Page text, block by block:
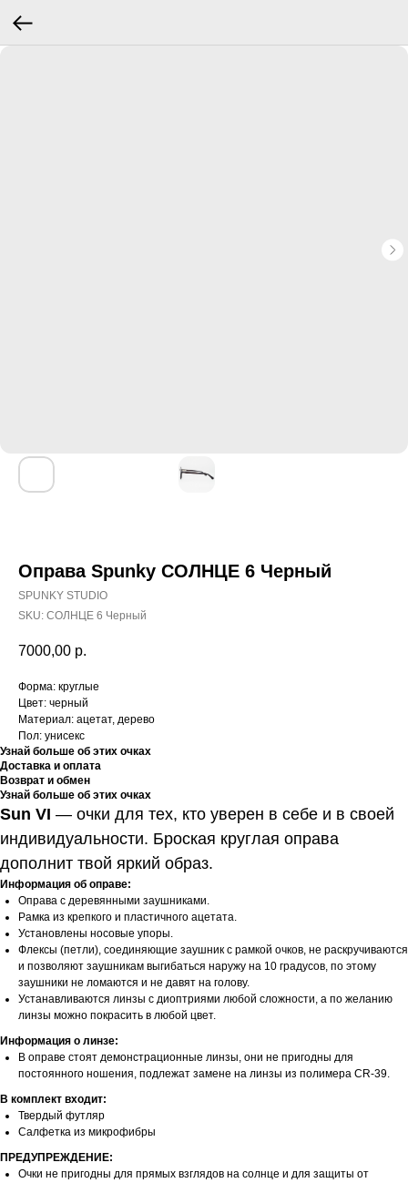
Оправа Spunky СОЛНЦЕ 6 Черный
SPUNKY STUDIO
SKU: СОЛНЦЕ 6 Черный
7000,00 р.
Форма: круглые
Цвет: черный
Материал: ацетат, дерево
Пол: унисекс
Узнай больше об этих очках
Доставка и оплата
Возврат и обмен
Узнай больше об этих очках
Sun VI — очки для тех, кто уверен в себе и в своей
индивидуальности. Броская круглая оправа
дополнит твой яркий образ.
Информация об оправе:
Оправа с деревянными заушниками.
Рамка из крепкого и пластичного ацетата.
Установлены носовые упоры.
Флексы (петли), соединяющие заушник с рамкой очков, не раскручиваются
и позволяют заушникам выгибаться наружу на 10 градусов, по этому
заушники не ломаются и не давят на голову.
Устанавливаются линзы с диоптриями любой сложности, а по желанию
линзы можно покрасить в любой цвет.
Информация о линзе:
В оправе стоят демонстрационные линзы, они не пригодны для
постоянного ношения, подлежат замене на линзы из полимера CR-39.
В комплект входит:
Твердый футляр
Салфетка из микрофибры
ПРЕДУПРЕЖДЕНИЕ:
Очки не пригодны для прямых взглядов на солнце и для защиты от